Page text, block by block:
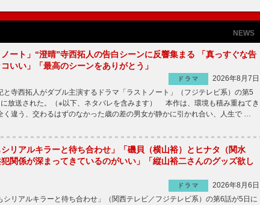
NEWS
ノート」“澄晴”寺西拓人の告白シーンに反響集まる 「真っすぐな告
いい」「最高のシーンをありがとう」
ドラマ
2026年8月7日
寺西拓人がダブル主演するドラマ「ラストノート」（フジテレビ系）の第5
放送された。（※以下、ネタバレを含みます） 本作は、環境も積み重ねてき
く違う、交わるはずのなかった歳の差の男女が静かに引かれ合い、人生で …
シリアルキラーと待ち合わせ」「磯貝（横山裕）とヒナタ（関水
関係が深まってきているのがいい」「縦山裕二さんのグッズ欲し
ドラマ
2026年8月6日
リアルキラーと待ち合わせ」（関西テレビ／フジテレビ系）の第6話が5日に